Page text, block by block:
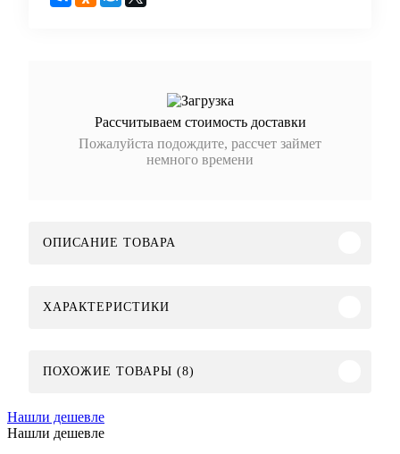
Рассчитываем стоимость доставки
Пожалуйста подождите, рассчет займет
немного времени
ОПИСАНИЕ ТОВАРА
ХАРАКТЕРИСТИКИ
ПОХОЖИЕ ТОВАРЫ (8)
Нашли дешевле
Нашли дешевле